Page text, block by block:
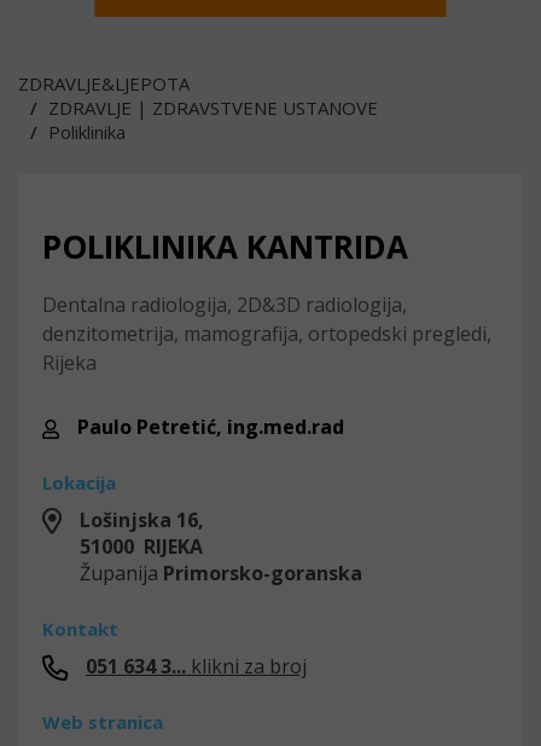
ZDRAVLJE&LJEPOTA
ZDRAVLJE | ZDRAVSTVENE USTANOVE
Poliklinika
POLIKLINIKA KANTRIDA
Dentalna radiologija, 2D&3D radiologija,
denzitometrija, mamografija, ortopedski pregledi,
Rijeka
Paulo Petretić, ing.med.rad
Lokacija
Lošinjska 16,
51000 RIJEKA
Županija Primorsko-goranska
Kontakt
051 634 3... klikni za broj
Web stranica